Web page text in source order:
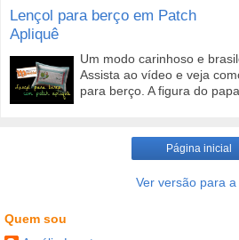
Lençol para berço em Patch
Apliquê
Um modo carinhoso e
Assista ao vídeo e veja
para berço. A figura do
Página inicial
Ver versão para a
Quem sou